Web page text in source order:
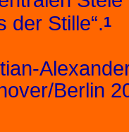
der Stille“.1
Berlin